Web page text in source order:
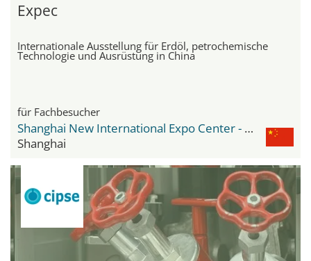
Expec
Internationale Ausstellung für Erdöl, petrochemische
Technologie und Ausrüstung in China
für Fachbesucher
Shanghai New International Expo Center - SNIEC
Shanghai